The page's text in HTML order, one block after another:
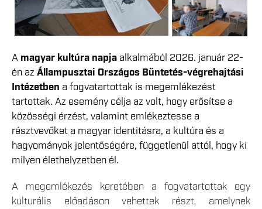
A magyar kultúra napja alkalmából 2026. január 22-
én az Állampusztai Országos Büntetés-végrehajtási
Intézetben a fogvatartottak is megemlékezést
tartottak. Az esemény célja az volt, hogy erősítse a
közösségi érzést, valamint emlékeztesse a
résztvevőket a magyar identitásra, a kultúra és a
hagyományok jelentőségére, függetlenül attól, hogy ki
milyen élethelyzetben él.
A megemlékezés keretében a fogvatartottak egy
kulturális előadáson vehettek részt, amelynek